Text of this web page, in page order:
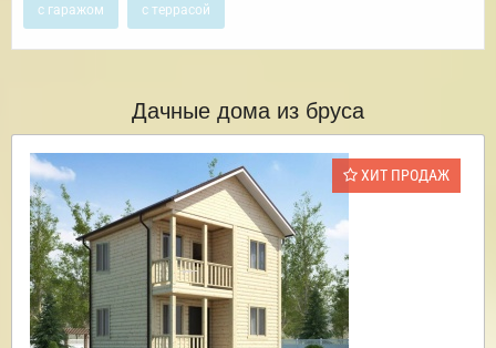
с гаражом с террасой
Дачные дома из бруса
ХИТ ПРОДАЖ